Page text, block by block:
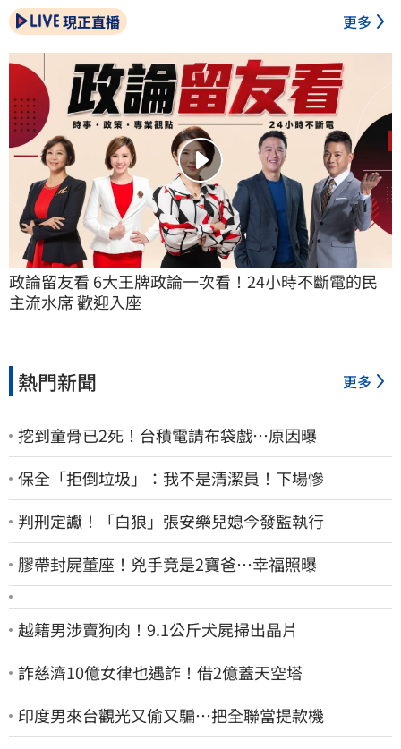
現正直播 更多
政論留友看 6大王牌政論一次看！24小時不斷電的民
主流水席 歡迎入座
熱門新聞 更多
挖到童骨已2死！台積電請布袋戲…原因曝
保全「拒倒垃圾」：我不是清潔員！下場慘
判刑定讞！「白狼」張安樂兒媳今發監執行
膠帶封屍董座！兇手竟是2寶爸…幸福照曝
越籍男涉賣狗肉！9.1公斤犬屍掃出晶片
詐慈濟10億女律也遇詐！借2億蓋天空塔
印度男來台觀光又偷又騙…把全聯當提款機